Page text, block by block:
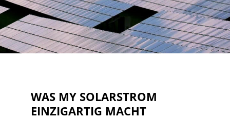
WAS MY SOLARSTROM
EINZIGARTIG MACHT